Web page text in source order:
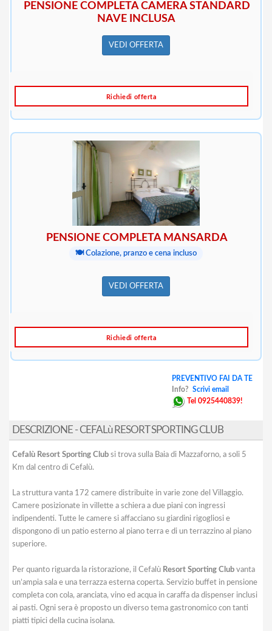
PENSIONE COMPLETA CAMERA STANDARD
NAVE INCLUSA
VEDI OFFERTA
Richiedi offerta
PENSIONE COMPLETA MANSARDA
🍽️ Colazione, pranzo e cena incluso
VEDI OFFERTA
Richiedi offerta
PREVENTIVO FAI DA TE
Info? Scrivi email
Tel 0925440839!
DESCRIZIONE - CEFALù RESORT SPORTING CLUB
Cefalù Resort Sporting Club si trova sulla Baia di Mazzaforno, a soli 5
Km dal centro di Cefalù.
La struttura vanta 172 camere distribuite in varie zone del Villaggio.
Camere posizionate in villette a schiera a due piani con ingressi
indipendenti. Tutte le camere si affacciano su giardini rigogliosi e
dispongono di un patio esterno al piano terra e di un terrazzino al piano
superiore.
Per quanto riguarda la ristorazione, il Cefalù Resort Sporting Club vanta
un’ampia sala e una terrazza esterna coperta. Servizio buffet in pensione
completa con cola, aranciata, vino ed acqua in caraffa da dispenser inclusi
ai pasti. Ogni sera è proposto un diverso tema gastronomico con tanti
piatti tipici della cucina isolana.